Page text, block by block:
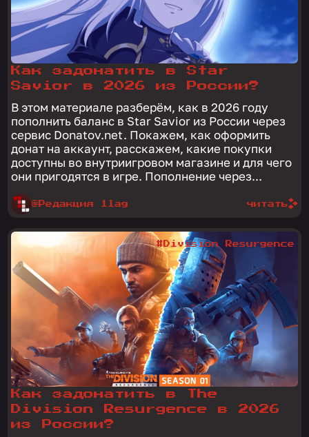
Как задонатить в Star
Savior в 2026 из России?
В этом материале разберём, как в 2026 году
пополнить баланс в Star Savior из России через
сервис Donatov.net. Покажем, как оформить
донат на аккаунт, расскажем, какие покупки
доступны во внутриигровом магазине и для чего
они пригодятся в игре. Пополнение через...
@Редакция 1lag читать
Как задонатить в The
Division Resurgence в 2026
из России?
#Division Resurgence